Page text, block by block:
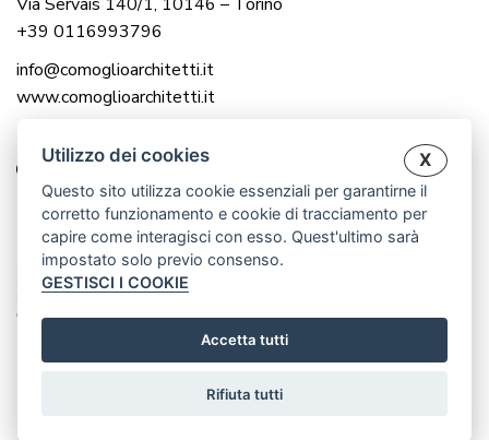
+39 0116993796
info@comoglioarchitetti.it
www.comoglioarchitetti.it
© 2025 COMOGLIO ARCHITETTI |
P.IVA 12976560016
P.IVA 12983000014
CREATED BY WWW.CRISANDCRIS.NET
Utilizzo dei cookies X
Questo sito utilizza cookie essenziali per garantirne il
corretto funzionamento e cookie di tracciamento per
capire come interagisci con esso. Quest'ultimo sarà
impostato solo previo consenso.
GESTISCI I COOKIE
Accetta tutti
Rifiuta tutti